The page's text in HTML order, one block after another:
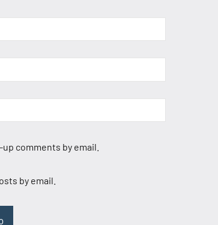
comments by email.
by email.